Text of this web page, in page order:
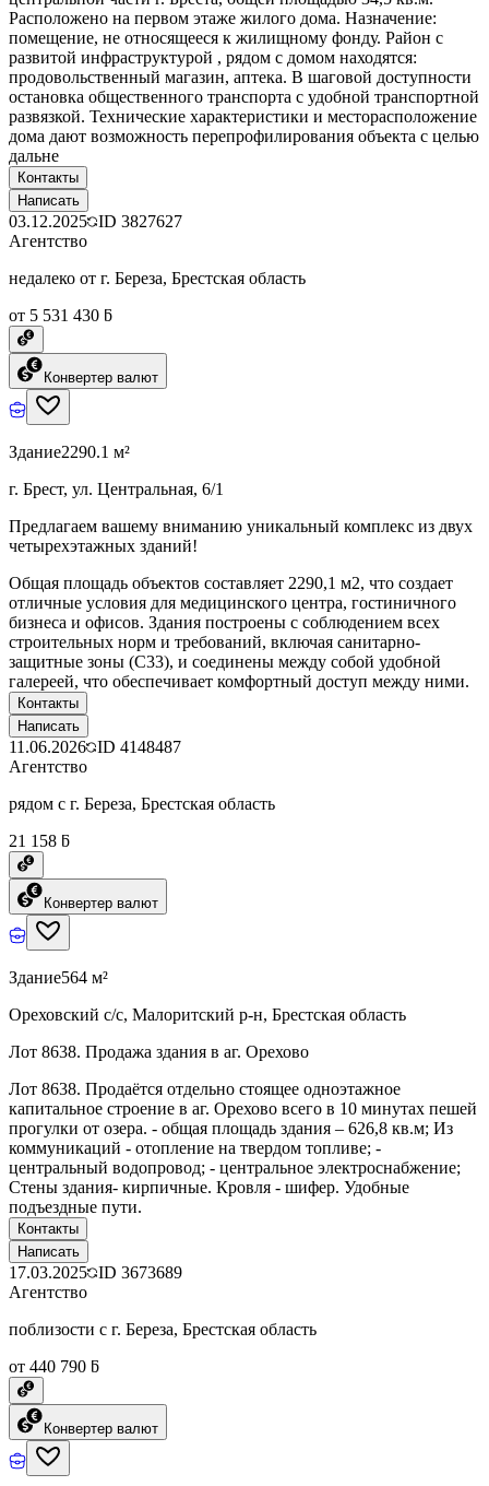
Расположено на первом этаже жилого дома. Назначение:
помещение, не относящееся к жилищному фонду. Район с
развитой инфраструктурой , рядом с домом находятся:
продовольственный магазин, аптека. В шаговой доступности
остановка общественного транспорта с удобной транспортной
развязкой. Технические характеристики и месторасположение
дома дают возможность перепрофилирования объекта с целью
дальне
Контакты
Написать
03.12.2025 ID 3827627
Агентство
недалеко от г. Береза, Брестская область
от 5 531 430 ƃ
Конвертер валют
Здание2290.1 м²
г. Брест, ул. Центральная, 6/1
Предлагаем вашему вниманию уникальный комплекс из двух
четырехэтажных зданий!
Общая площадь объектов составляет 2290,1 м2, что создает
отличные условия для медицинского центра, гостиничного
бизнеса и офисов. Здания построены с соблюдением всех
строительных норм и требований, включая санитарно-
защитные зоны (С33), и соединены между собой удобной
галереей, что обеспечивает комфортный доступ между ними.
Контакты
Написать
11.06.2026 ID 4148487
Агентство
рядом с г. Береза, Брестская область
21 158 ƃ
Конвертер валют
Здание564 м²
Ореховский с/с, Малоритский р-н, Брестская область
Лот 8638. Продажа здания в аг. Орехово
Лот 8638. Продаётся отдельно стоящее одноэтажное
капитальное строение в аг. Орехово всего в 10 минутах пешей
прогулки от озера. - общая площадь здания – 626,8 кв.м; Из
коммуникаций - отопление на твердом топливе; -
центральный водопровод; - центральное электроснабжение;
Стены здания- кирпичные. Кровля - шифер. Удобные
подъездные пути.
Контакты
Написать
17.03.2025 ID 3673689
Агентство
поблизости с г. Береза, Брестская область
от 440 790 ƃ
Конвертер валют